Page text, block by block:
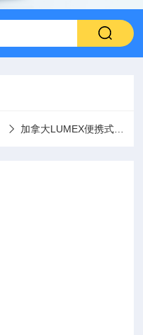
加拿大LUMEX便携式汞分析仪